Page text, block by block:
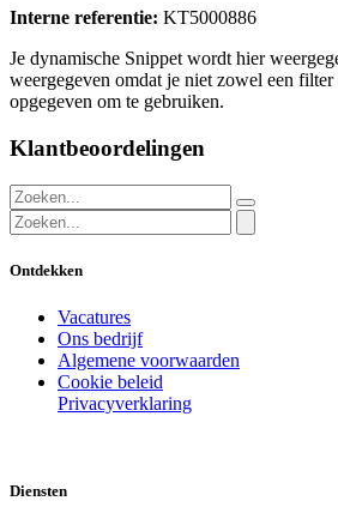
Interne referentie: KT5000886
Je dynamische Snippet wordt hier
weergegeven omdat je niet zowel een filter
opgegeven om te gebruiken.
Klantbeoordelingen
Ontdekken
Vacatures
Ons bedrijf
Algemene voorwaarden
Cookie beleid
Privacyverklaring
Diensten